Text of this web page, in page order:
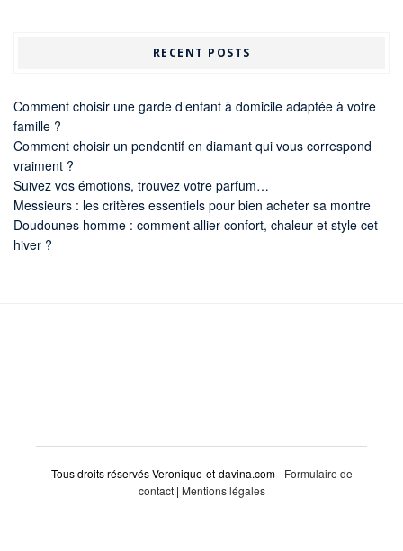
RECENT POSTS
Comment choisir une garde d’enfant à domicile adaptée à votre
famille ?
Comment choisir un pendentif en diamant qui vous correspond
vraiment ?
Suivez vos émotions, trouvez votre parfum…
Messieurs : les critères essentiels pour bien acheter sa montre
Doudounes homme : comment allier confort, chaleur et style cet
hiver ?
Tous droits réservés Veronique-et-davina.com - Formulaire de
contact| Mentions légales